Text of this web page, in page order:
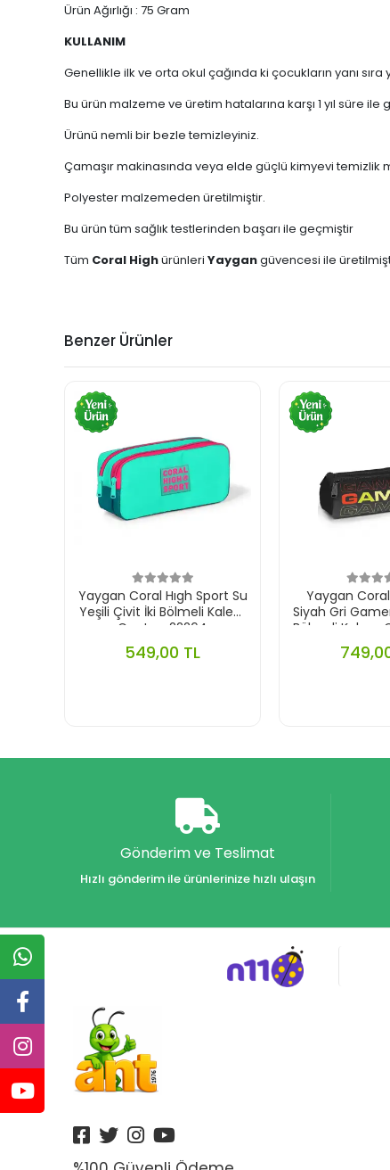
Ürün Ağırlığı : 75 Gram
KULLANIM
Genellikle ilk ve orta okul çağında ki çocukların yanı
Bu ürün malzeme ve üretim hatalarına karşı 1 yıl süre ile
Ürünü nemli bir bezle temizleyiniz.
Çamaşır makinasında veya elde güçlü kimyevi temizlik
Polyester malzemeden üretilmiştir.
Bu ürün tüm sağlık testlerinden başarı ile geçmiştir
Tüm Coral Highürünleri Yaygangüvencesi ile
Benzer Ürünler
Yaygan Coral Hıgh Sport Su
Yeşili Çivit İki Bölmeli Kalem
Çantası 22264
549,00 TL
Yaygan
Siyah Gri
Bölmeli Kalem
Gönderim ve Teslimat
Hızlı gönderim ile ürünlerinize hızlı ulaşın